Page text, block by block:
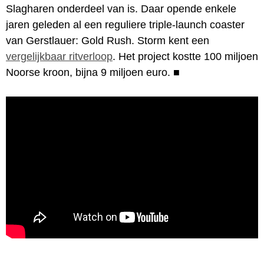
Slagharen onderdeel van is. Daar opende enkele
jaren geleden al een reguliere triple-launch coaster
van Gerstlauer: Gold Rush. Storm kent een
vergelijkbaar ritverloop. Het project kostte 100 miljoen
Noorse kroon, bijna 9 miljoen euro. ■